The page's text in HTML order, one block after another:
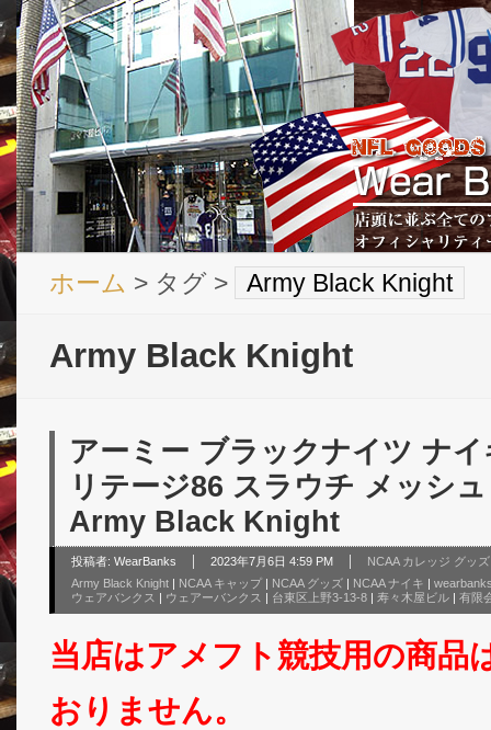
ホーム > タグ > Army Black Knight
Army Black Knight
アーミー ブラックナイツ ナ
リテージ86 スラウチ メッシ
Army Black Knight
投稿者: WearBanks 2023年7月6日 4:59 PM
NCAA カレッジ グッ
Army Black Knight | NCAA キャップ | NCAA グッズ | NCAA ナイキ |
ウェアバンクス | ウェアーバンクス | 台東区上野3-13-8 | 寿々木屋ビル | 有限
当店はアメフト競技用の商品
おりません。